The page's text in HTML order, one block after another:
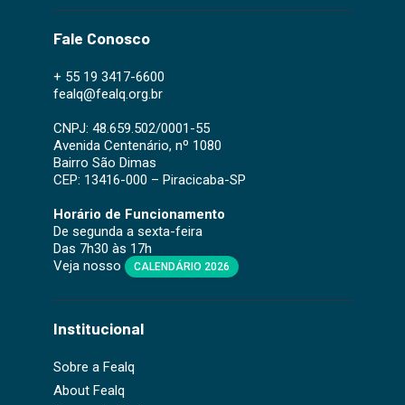
Fale Conosco
+ 55 19 3417-6600
fealq@fealq.org.br
CNPJ: 48.659.502/0001-55
Avenida Centenário, nº 1080
Bairro São Dimas
CEP: 13416-000 – Piracicaba-SP
Horário de Funcionamento
De segunda a sexta-feira
Das 7h30 às 17h
Veja nosso
CALENDÁRIO 2026
Institucional
Sobre a Fealq
About Fealq